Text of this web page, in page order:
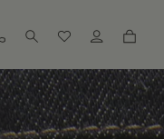
查找我的尺码
查看相似商品
订阅到货通知